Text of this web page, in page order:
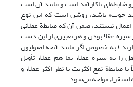
ضابطه‌ای ناکارآمد است و مانند آن است
خوب» باشد، روشن است که این نوع
نیستند، ضمن آن که ضابطة عقلانی
عقلا بودن و هر تعبیری از این دست
) به خصوص اگر مانند آنچه اصولیون
را به سیرة عقلاء بما هم عقلاء تأویل
ضابطة نفع اکثریت یا نظر اکثر عقلاء و
استقراء مواجه می‌شود.